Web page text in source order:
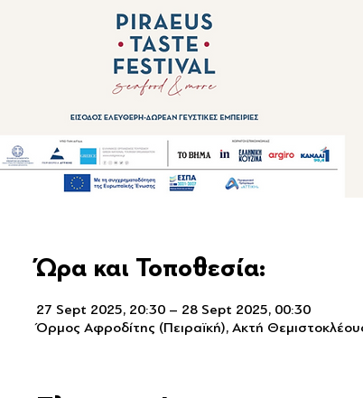
Ώρα και Τοποθεσία:
27 Sept 2025, 20:30 – 28 Sept 2025, 00:30
Όρμος Αφροδίτης (Πειραϊκή), Ακτή